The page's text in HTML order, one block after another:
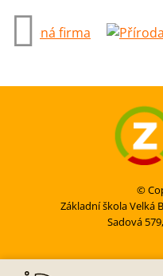
©
Základní škola Velká
Sadová